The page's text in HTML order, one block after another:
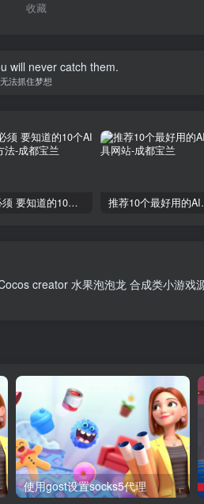
收藏
will never catch them.
法抓住梦想
你必须 要知道的10个AI赚钱方法 推荐
creator 水果泡泡龙 合成类小游戏
使用gost设置socks5代理